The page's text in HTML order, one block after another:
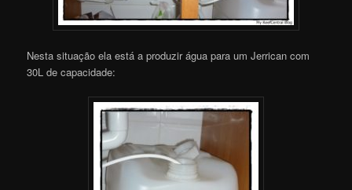
Nesta situação ela está a produzir água para um Jerrican com
30L de capacidade: